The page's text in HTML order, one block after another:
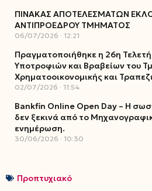
ΠΙΝΑΚΑΣ ΑΠΟΤΕΛΕΣΜΑΤΩΝ
ΑΝΤΙΠΡΟΕΔΡΟΥ ΤΜΗΜΑΤΟΣ
06/07/2026 12:21
Πραγματοποιήθηκε η 26η
Υποτροφιών και Βραβείων του
Χρηματοοικονομικής και
02/07/2026 11:54
Bankfin Online Open Day – Η
δεν ξεκινά από το
ενημέρωση.
30/06/2026 10:30
Προπτυχιακό